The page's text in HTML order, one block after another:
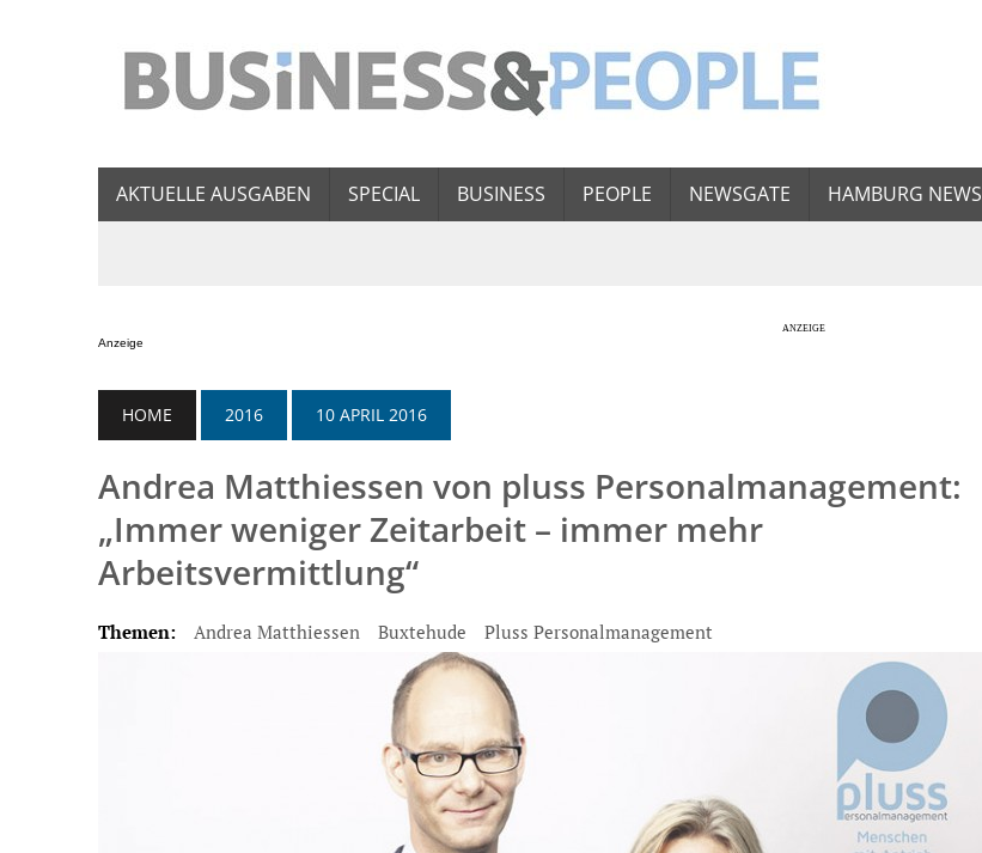
AKTUELLE AUSGABEN SPECIAL BUSINESS PEOPLE NEWSGATE HAMBURG NEWS
Anzeige
HOME 2016 10 APRIL 2016
Andrea Matthiessen von pluss Personalmanagement:
„Immer weniger Zeitarbeit – immer mehr
Arbeitsvermittlung“
Themen: Andrea Matthiessen Buxtehude Pluss Personalmanagement